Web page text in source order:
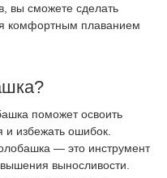
вы сможете сделать
комфортным плаванием
поможет освоить
и избежать ошибок.
— это инструмент
выносливости.